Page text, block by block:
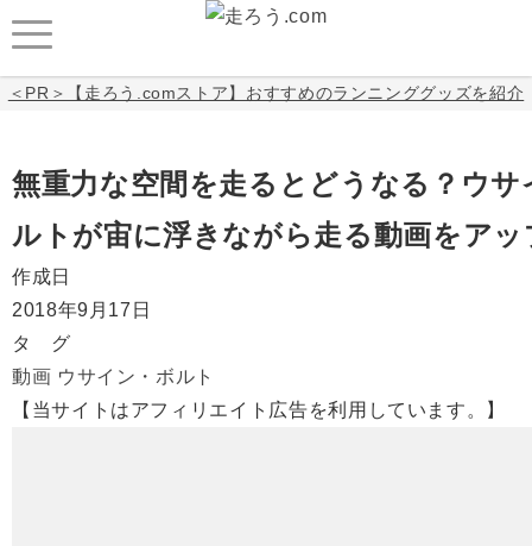
＜PR＞【走ろう.comストア】おすすめのランニンググッズを紹介
無重力な空間を走るとどうなる？ウサ
ルトが宙に浮きながら走る動画をアッ
作成日
2018年9月17日
タ グ
動画 ウサイン・ボルト
【当サイトはアフィリエイト広告を利用しています。】